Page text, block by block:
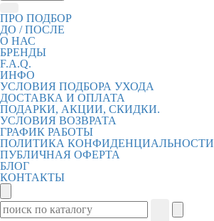
ПРО ПОДБОР
ДО / ПОСЛЕ
О НАС
БРЕНДЫ
F.A.Q.
ИНФО
УСЛОВИЯ ПОДБОРА УХОДА
ДОСТАВКА И ОПЛАТА
ПОДАРКИ, АКЦИИ, СКИДКИ.
УСЛОВИЯ ВОЗВРАТА
ГРАФИК РАБОТЫ
ПОЛИТИКА КОНФИДЕНЦИАЛЬНОСТИ
ПУБЛИЧНАЯ ОФЕРТА
БЛОГ
КОНТАКТЫ